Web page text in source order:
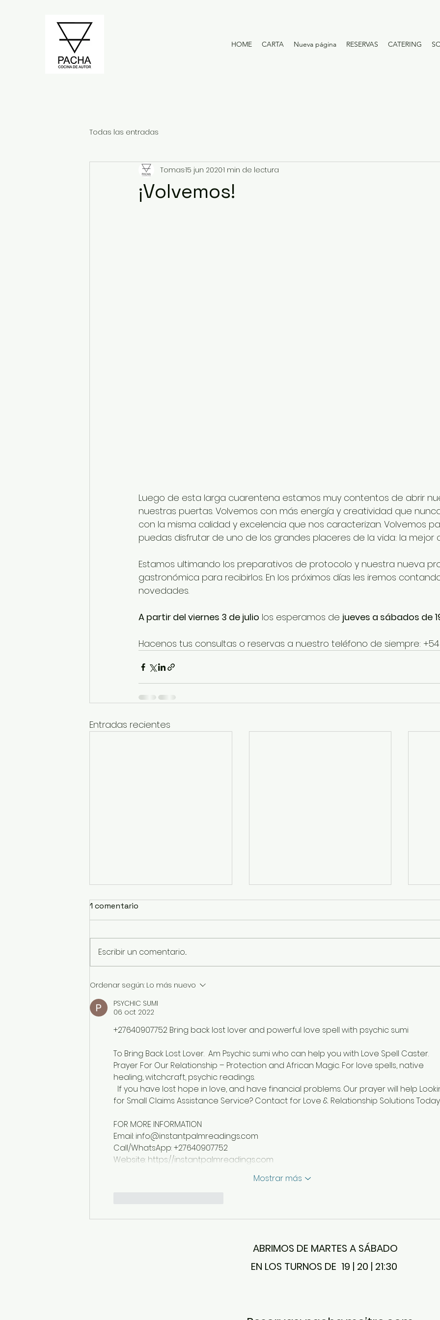
HOME CARTA Nueva página RESERVAS CATERING
Todas las entradas
¡Volvemos!
Tomas15 jun 20201 min de lectura
Luego de esta larga cuarentena estamos muy contentos de abrir
nuestras puertas. Volvemos con más energía y creatividad que
con la misma calidad y excelencia que nos caracterizan. Volvemos
puedas disfrutar de uno de los grandes placeres de la vida: la mejor
Estamos ultimando los preparativos de protocolo y nuestra nueva
gastronómica para recibirlos. En los próximos días les iremos
novedades.
A partir del viernes 3 de julio los esperamos de jueves a sábados de
Hacenos tus consultas o reservas a nuestro teléfono de siempre:
Entradas recientes
CARTA DE VERANO
1 comentario
Escribir un comentario...
Ordenar según: Lo más nuevo
PSYCHIC SUMI
06 oct 2022
+27640907752 Bring back lost lover and powerful love spell with psychic sumi
To Bring Back Lost Lover.  Am Psychic sumi who can help you with Love Spell Caster.
Prayer For Our Relationship – Protection and African Magic. For love spells, native
healing, witchcraft, psychic readings.
for Small Claims Assistance Service? Contact for Love & Relationship Solutions Today.
FOR MORE INFORMATION
Email: info@instantpalmreadings.com
Call/WhatsApp: +27640907752
Website: https://instantpalmreadings.com
Mostrar más
ABRIMOS DE MARTES A SÁBADO
EN LOS TURNOS DE 19 | 20 | 21:30